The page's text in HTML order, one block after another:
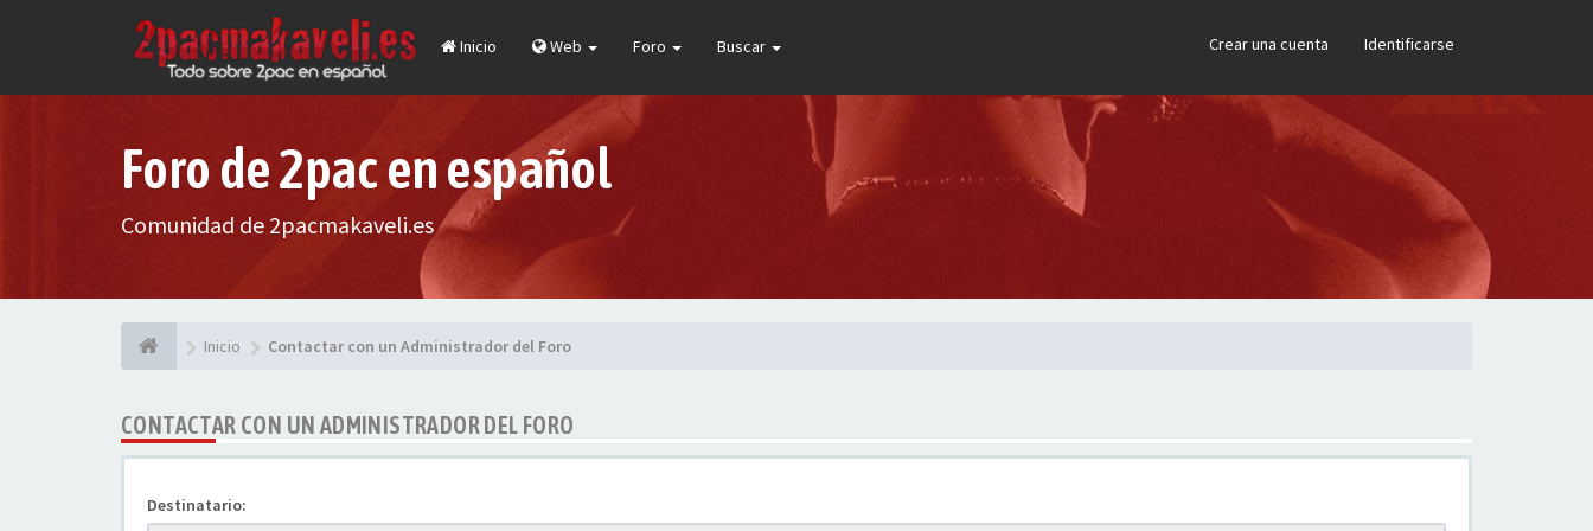
Inicio Web Foro Buscar Crear una cuenta Identificarse
Foro de 2pac en español
Comunidad de 2pacmakaveli.es
Inicio Contactar con un Administrador del Foro
CONTACTAR CON UN ADMINISTRADOR DEL FORO
Destinatario: